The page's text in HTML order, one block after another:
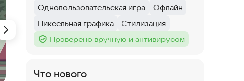
Тег:
Однопользовательская игра
Тег:
Офлайн
Тег:
Пиксельная графика
Тег:
Стилизация
Тег :
Проверено вручную и антивирусом
Что нового